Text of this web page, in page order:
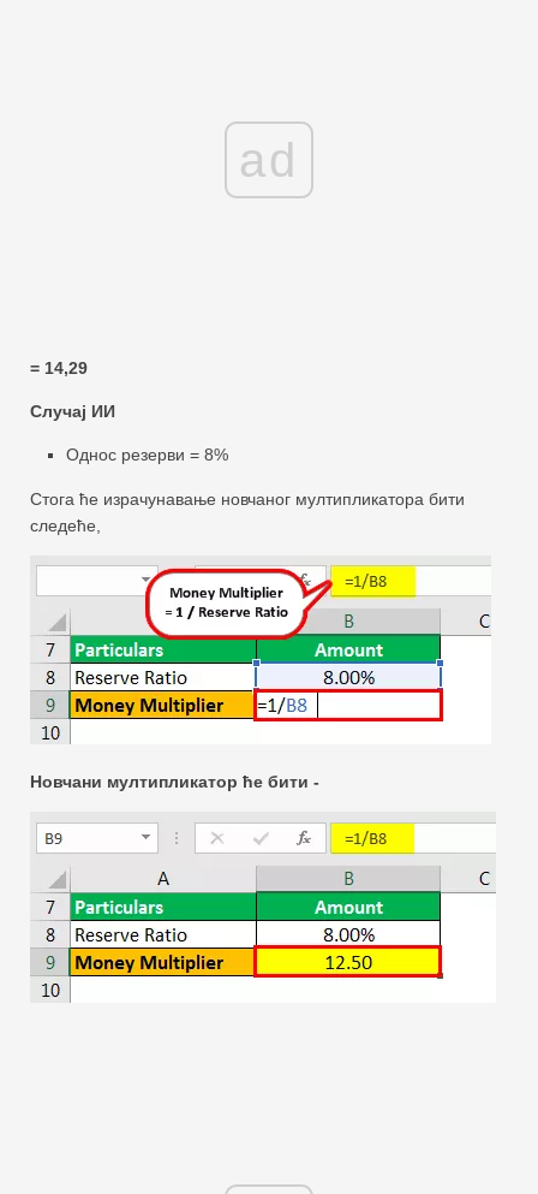
ad
= 14,29
Случај ИИ
Однос резерви = 8%
Стога ће израчунавање новчаног мултипликатора бити
следеће,
Новчани мултипликатор ће бити -